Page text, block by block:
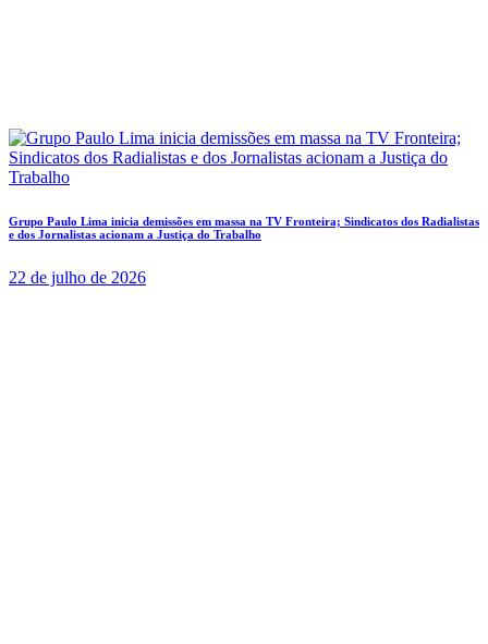
Grupo Paulo Lima inicia demissões em massa na TV Fronteira; Sindicatos dos Radialistas
e dos Jornalistas acionam a Justiça do Trabalho
22 de julho de 2026